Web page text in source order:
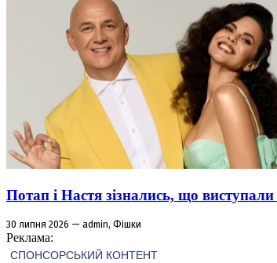
Потап і Настя зізнались, що
30 липня 2026 — admin, Фішки
Реклама: